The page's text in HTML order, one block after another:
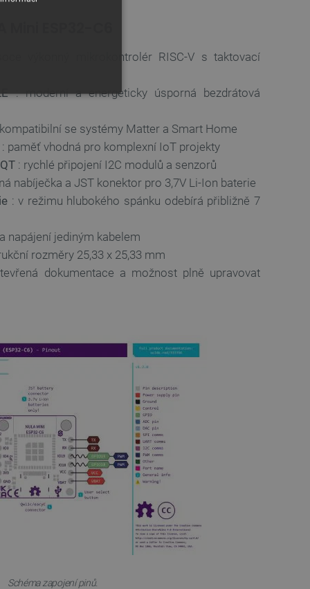
ESP32-C6
výkonný mikrokontrolér RISC-V s taktovací
: moderní a energeticky úsporná bezdrátová
se systémy Matter a Smart Home
: paměť vhodná pro komplexní IoT projekty
: rychlé připojení I2C modulů a senzorů
nabíječka a JST konektor pro 3,7V Li-Ion baterie
: v režimu hlubokého spánku odebírá přibližně 7
napájení jediným kabelem
rozměry 25,33 x 25,33 mm
dokumentace a možnost plně upravovat
Schéma zapojení pinů.
stránky nelze bez
která mají přístup k
uživatelskou zkušenost.
napříč požadavky
a volby soukromí
souhlasu návštěvníka s
které zajistí, že
na enginu
jak se produkty
se obsah nákupního
nebo při opuštění
k zapamatování
Je nutné, aby banner
jejich webových